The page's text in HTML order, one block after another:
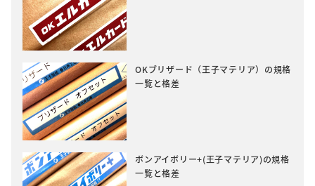
OKブリザード（王子マテリア）の規格
一覧と格差
ボンアイボリー+(王子マテリア)の規格
一覧と格差